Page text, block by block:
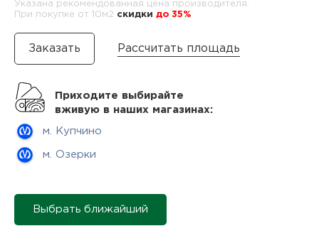
Указана рекомендованная цена производителя.
При покупке от 10м2 cкидки до 35%
Рассчитать площадь
Приходите выбирайте
вживую в наших магазинах:
м. Купчино
м. Озерки
Выбрать ближайший